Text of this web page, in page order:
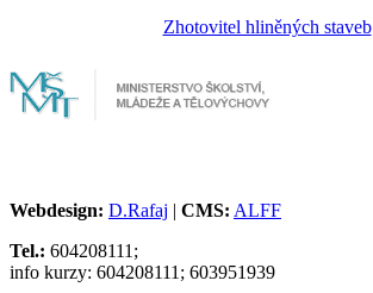
Zhotovitel hliněných staveb
Webdesign: D.Rafaj | CMS: ALFF
Tel.: 604208111;
info kurzy: 604208111; 603951939